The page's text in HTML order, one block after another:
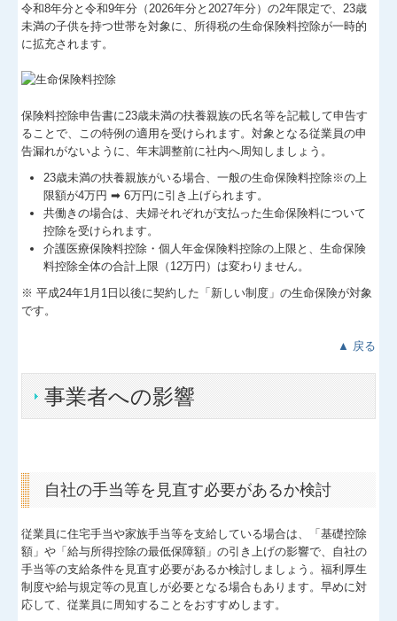
令和8年分と令和9年分（2026年分と2027年分）の2年限定で、23歳
未満の子供を持つ世帯を対象に、所得税の生命保険料控除が一時的
に拡充されます。
保険料控除申告書に23歳未満の扶養親族の氏名等を記載して申告す
ることで、この特例の適用を受けられます。対象となる従業員の申
告漏れがないように、年末調整前に社内へ周知しましょう。
23歳未満の扶養親族がいる場合、一般の生命保険料控除※の上
限額が4万円 ➡ 6万円に引き上げられます。
共働きの場合は、夫婦それぞれが支払った生命保険料について
控除を受けられます。
介護医療保険料控除・個人年金保険料控除の上限と、生命保険
料控除全体の合計上限（12万円）は変わりません。
※ 平成24年1月1日以後に契約した「新しい制度」の生命保険が対象
です。
▲ 戻る
事業者への影響
自社の手当等を見直す必要があるか検討
従業員に住宅手当や家族手当等を支給している場合は、「基礎控除
額」や「給与所得控除の最低保障額」の引き上げの影響で、自社の
手当等の支給条件を見直す必要があるか検討しましょう。福利厚生
制度や給与規定等の見直しが必要となる場合もあります。早めに対
応して、従業員に周知することをおすすめします。